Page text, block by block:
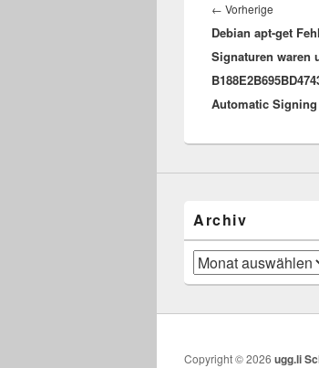
← Vorherige
Beitrag:
Debian apt-get
Signaturen waren
Automatic Signing
Archiv
Archiv
Copyright © 2026 ugg.li